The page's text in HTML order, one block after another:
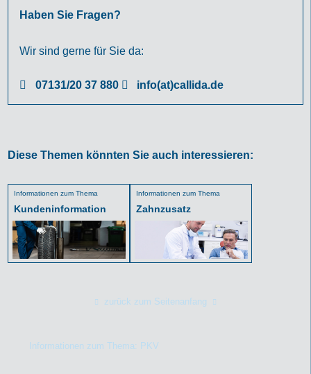
Haben Sie Fragen?
Wir sind gerne für Sie da:
07131/20 37 880 info(at)callida.de
Diese Themen könnten Sie auch interessieren:
Informationen zum Thema
Kundeninformation
Informationen zum Thema
Zahnzusatz
zurück zum Seitenanfang
Informationen zum Thema: PKV